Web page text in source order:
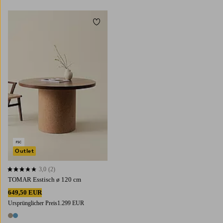
TOMAR Esstisch ø 120 cm
649,50 EUR
Ursprünglicher Preis1.299 EUR
2 Farben
3,0 basierend auf 2 Bewertungen
3,0 (2)
Outlet
Zu Favoriten hinzufügen